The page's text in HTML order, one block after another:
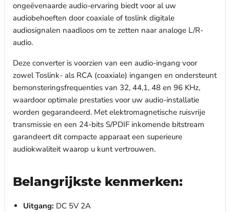
ongeëvenaarde audio-ervaring biedt voor al uw
audiobehoeften door coaxiale of toslink digitale
audiosignalen naadloos om te zetten naar analoge L/R-
audio.
Deze converter is voorzien van een audio-ingang voor
zowel Toslink- als RCA (coaxiale) ingangen en ondersteunt
bemonsteringsfrequenties van 32, 44,1, 48 en 96 KHz,
waardoor optimale prestaties voor uw audio-installatie
worden gegarandeerd. Met elektromagnetische ruisvrije
transmissie en een 24-bits S/PDIF inkomende bitstream
garandeert dit compacte apparaat een superieure
audiokwaliteit waarop u kunt vertrouwen.
Belangrijkste kenmerken:
Uitgang: DC 5V 2A